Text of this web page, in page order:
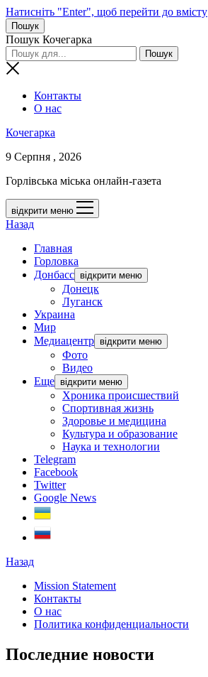
Натисніть "Enter", щоб перейти до вмісту
Пошук
Пошук Кочегарка
Контакты
О нас
Кочегарка
9 Серпня , 2026
Горлівська міська онлайн-газета
відкрити меню
Назад
Главная
Горловка
Донбасс відкрити меню
Донецк
Луганск
Украина
Мир
Медиацентр відкрити меню
Фото
Видео
Еще відкрити меню
Хроника происшествий
Спортивная жизнь
Здоровье и медицина
Культура и образование
Наука и технологии
Telegram
Facebook
Twitter
Google News
Назад
Mission Statement
Контакты
О нас
Политика конфиденциальности
Последние новости